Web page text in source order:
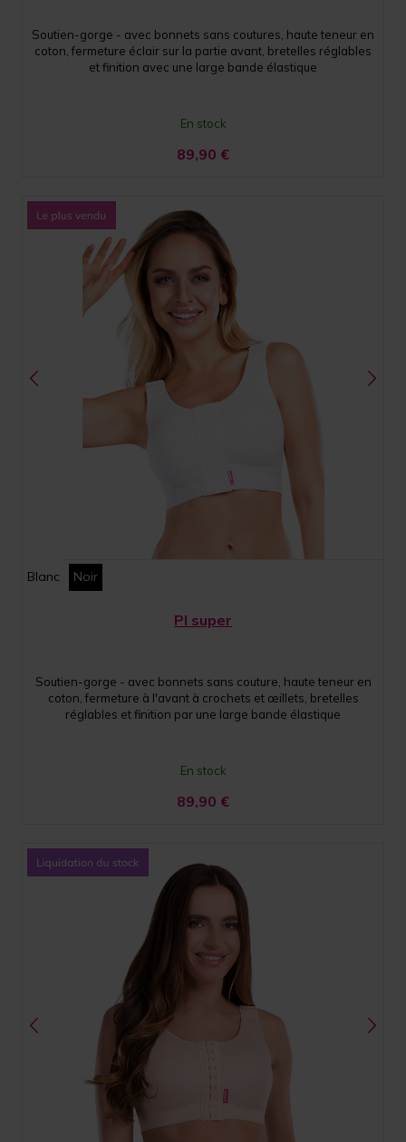
Soutien-gorge - avec bonnets sans coutures, haute teneur en
coton, fermeture éclair sur la partie avant, bretelles réglables
et finition avec une large bande élastique
En stock
89,90 €
Blanc Noir
PI super
Soutien-gorge - avec bonnets sans couture, haute teneur en
coton, fermeture à l'avant à crochets et œillets, bretelles
réglables et finition par une large bande élastique
En stock
89,90 €